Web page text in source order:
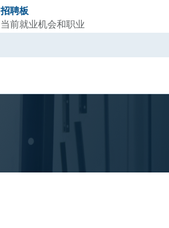
招聘板
当前就业机会和职业